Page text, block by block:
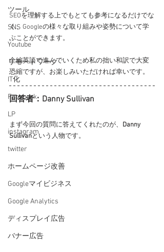
ツール
SNS
Youtube
リモートワーク
IT化
Facebook
LP
instagram
twitter
ホームページ改善
Googleマイビジネス
Google Analytics
ディスプレイ広告
バナー広告
SEOを理解する上でもとても参考になるだけでな
く、Googleの様々な取り組みや姿勢について学
ぶことができます。
全編英語で進んでいくため私の拙い和訳で大変
恐縮ですが、お楽しみいただければ幸いです。
回答者：Danny Sullivan
まず今回の質問に答えてくれたのが、 Danny
Sullivanという人物です。